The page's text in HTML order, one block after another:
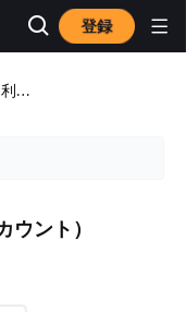
登録
借入、利息、返済
ント）